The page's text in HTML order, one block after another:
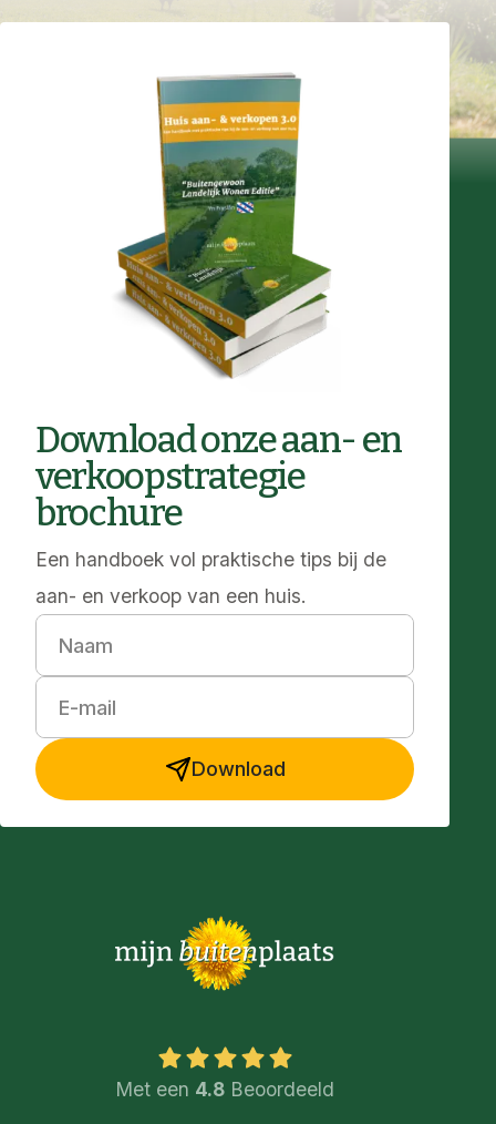
Download onze aan- en
verkoopstrategie
brochure
Een handboek vol praktische tips bij de
aan- en verkoop van een huis.
Naam
E-mail
Download
Met een 4.8 Beoordeeld